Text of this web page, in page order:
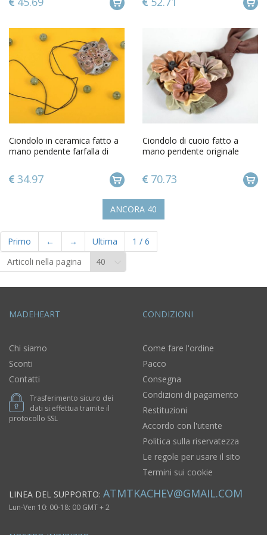
Ciondolo in ceramica fatto a
mano pendente farfalla di
34.97
Ciondolo di cuoio fatto a
mano pendente originale
70.73
ANCORA 40
Primo ← → Ultima 1 / 6
Articoli nella pagina
MADEHEART
Chi siamo
Sconti
Contatti
Trasferimento sicuro dei
dati si effettua tramite il
protocollo SSL
CONDIZIONI
Come fare l'ordine
Pacco
Consegna
Condizioni di pagamento
Restituzioni
Accordo con l'utente
Politica sulla riservatezza
Le regole per usare il sito
Termini sui cookie
LINEA DEL SUPPORTO: ATMTKACHEV@GMAIL.COM
Lun-Ven 10: 00-18: 00 GMT + 2